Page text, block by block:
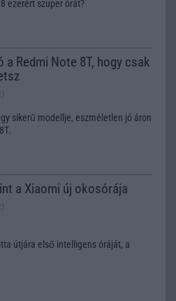
ezerért szuper órát?
a Redmi Note 8T, hogy csak
sikerű modellje, eszméletlen jó áron
a Xiaomi új okosórája
útjára első intelligens óráját, a